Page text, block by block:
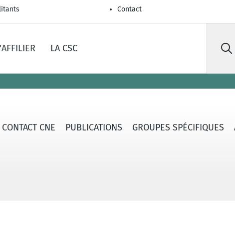
Contact
LA CSC
CONTACT CNE PUBLICATIONS GROUPES SPÉCIFIQUES